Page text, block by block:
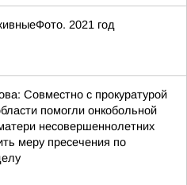
2021 год
Совместно с прокуратурой
помогли онкобольной
несовершеннолетних
меру пресечения по